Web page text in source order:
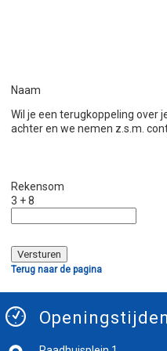
Naam
Wil je een terugkoppeling over
achter en we nemen z.s.m.
Rekensom
3 + 8
Terug naar de pagina